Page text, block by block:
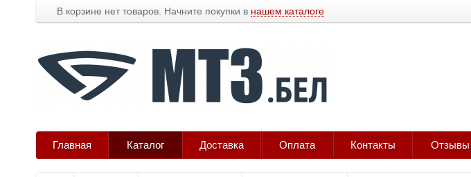
В корзине нет товаров. Начните покупки в нашем каталоге
Главная Каталог Доставка Оплата Контакты Отзывы